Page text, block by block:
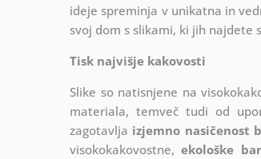
ideje spreminja v unikatna in
svoj dom s slikami, ki jih najdete
Tisk najvišje kakovosti
Slike so natisnjene na
materiala, temveč tudi od
zagotavlja izjemno nasičenost
visokokakovostne,ekološke